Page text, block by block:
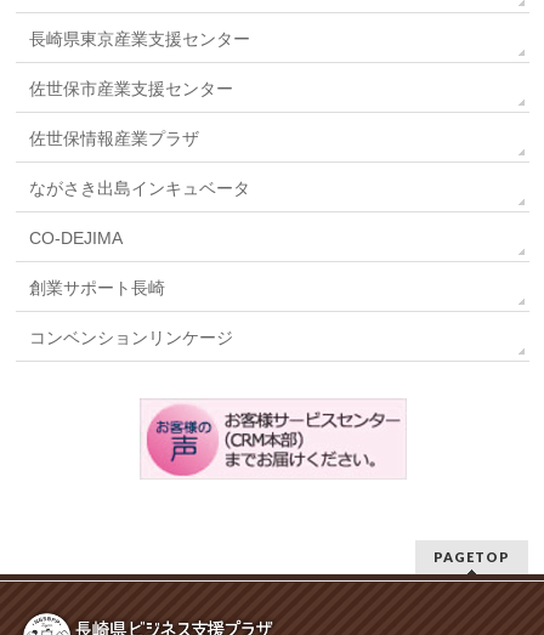
長崎県東京産業支援センター
佐世保市産業支援センター
佐世保情報産業プラザ
ながさき出島インキュベータ
CO-DEJIMA
創業サポート長崎
コンベンションリンケージ
PAGETOP